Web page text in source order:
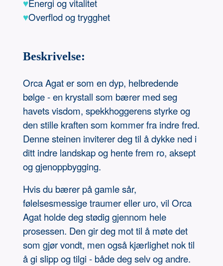
♥Energi og vitalitet
♥Overflod og trygghet
Beskrivelse:
Orca Agat er som en dyp, helbredende
bølge - en krystall som bærer med seg
havets visdom, spekkhoggerens styrke og
den stille kraften som kommer fra indre fred.
Denne steinen inviterer deg til å dykke ned i
ditt indre landskap og hente frem ro, aksept
og gjenoppbygging.
Hvis du bærer på gamle sår,
følelsesmessige traumer eller uro, vil Orca
Agat holde deg stødig gjennom hele
prosessen. Den gir deg mot til å møte det
som gjør vondt, men også kjærlighet nok til
å gi slipp og tilgi - både deg selv og andre.